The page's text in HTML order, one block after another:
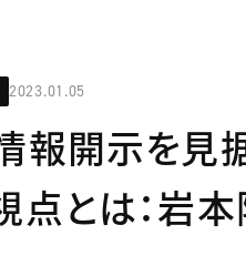
2023.01.05
報開示を見
点とは：岩